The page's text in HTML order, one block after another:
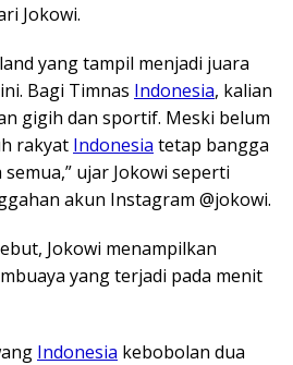
Jokowi.
yang tampil menjadi juara
Bagi Timnas Indonesia, kalian
gigih dan sportif. Meski belum
rakyat Indonesia tetap bangga
semua,” ujar Jokowi seperti
akun Instagram @jokowi.
Jokowi menampilkan
yang terjadi pada menit
Indonesia kebobolan dua